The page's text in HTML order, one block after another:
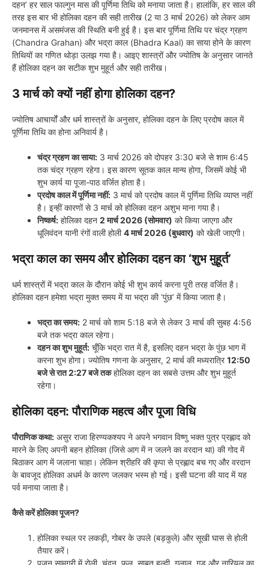
दहन’ हर साल फाल्गुन मास की पूर्णिमा तिथि को मनाया जाता है। हालांकि, हर साल की
तरह इस बार भी होलिका दहन की सही तारीख (2 या 3 मार्च 2026) को लेकर आम
जनमानस में असमंजस की स्थिति बनी हुई है। इस बार पूर्णिमा तिथि पर चंद्र ग्रहण
(Chandra Grahan) और भद्रा काल (Bhadra Kaal) का साया होने के कारण
तिथियों का गणित थोड़ा उलझ गया है। आइए शास्त्रों और ज्योतिष के अनुसार जानते
हैं होलिका दहन का सटीक शुभ मुहूर्त और सही तारीख।
3 मार्च को क्यों नहीं होगा होलिका दहन?
ज्योतिष आचार्यों और धर्म शास्त्रों के अनुसार, होलिका दहन के लिए प्रदोष काल में
पूर्णिमा तिथि का होना अनिवार्य है।
चंद्र ग्रहण का साया: 3 मार्च 2026 को दोपहर 3:30 बजे से शाम 6:45
तक चंद्र ग्रहण रहेगा। इस कारण सूतक काल मान्य होगा, जिसमें कोई भी
शुभ कार्य या पूजा-पाठ वर्जित होता है।
प्रदोष काल में पूर्णिमा नहीं: 3 मार्च को प्रदोष काल में पूर्णिमा तिथि व्याप्त नहीं
है। इन्हीं कारणों से 3 मार्च को होलिका दहन अशुभ माना गया है।
निष्कर्ष: होलिका दहन 2 मार्च 2026 (सोमवार) को किया जाएगा और
धूलिवंदन यानी रंगों वाली होली4 मार्च 2026 (बुधवार) को खेली जाएगी।
भद्रा काल का समय और होलिका दहन का ‘शुभ मुहूर्त’
धर्म शास्त्रों में भद्रा काल के दौरान कोई भी शुभ कार्य करना पूरी तरह वर्जित है।
होलिका दहन हमेशा भद्रा मुक्त समय में या भद्रा की ‘पुंछ’ में किया जाता है।
भद्रा का समय: 2 मार्च को शाम 5:18 बजे से लेकर 3 मार्च की सुबह 4:56
बजे तक भद्रा काल रहेगा।
दहन का शुभ मुहूर्त: चूँकि भद्रा रात में है, इसलिए दहन भद्रा के पुंछ भाग में
करना शुभ होगा। ज्योतिष गणना के अनुसार, 2 मार्च की मध्यरात्रि12:50
बजे से रात 2:27 बजे तकहोलिका दहन का सबसे उत्तम और शुभ मुहूर्त
रहेगा।
होलिका दहन: पौराणिक महत्व और पूजा विधि
पौराणिक कथा: असुर राजा हिरण्यकश्यप ने अपने भगवान विष्णु भक्त पुत्र प्रह्लाद को
मारने के लिए अपनी बहन होलिका (जिसे आग में न जलने का वरदान था) की गोद में
बिठाकर आग में जलाना चाहा। लेकिन श्रीहरि की कृपा से प्रह्लाद बच गए और वरदान
के बावजूद होलिका अधर्म के कारण जलकर भस्म हो गई। इसी घटना की याद में यह
पर्व मनाया जाता है।
कैसे करें होलिका पूजन?
होलिका स्थल पर लकड़ी, गोबर के उपले (बड़कुले) और सूखी घास से होली
तैयार करें।
पूजन सामग्री में रोली, चंदन, फूल, साबुत हल्दी, गुलाल, गुड़ और नारियल का